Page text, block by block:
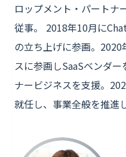
ロップメント・パートナ
従事。 2018年10月に
の立ち上げに参画。
スに参画しSaaSベンダ
ナービジネスを支援。
就任し、事業全般を推進